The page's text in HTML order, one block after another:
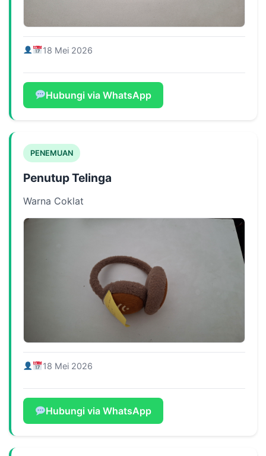
18 Mei 2026
Hubungi via WhatsApp
PENEMUAN
Penutup Telinga
Warna Coklat
18 Mei 2026
Hubungi via WhatsApp